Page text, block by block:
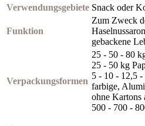
Verwendungsgebiete Snack oder
Funktion
Zum Zweck
gebackene
Verpackungsformen
25 - 50 - 80
25 - 50 kg
5 - 10 - 12,5 -
farbige,
ohne Kartons
500 - 700 -